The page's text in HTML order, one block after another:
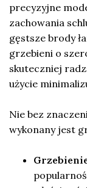
precyzyjne
zachowania
gęstsze brody
grzebieni o
skuteczniej
użycie
Nie bez
wykonany jest